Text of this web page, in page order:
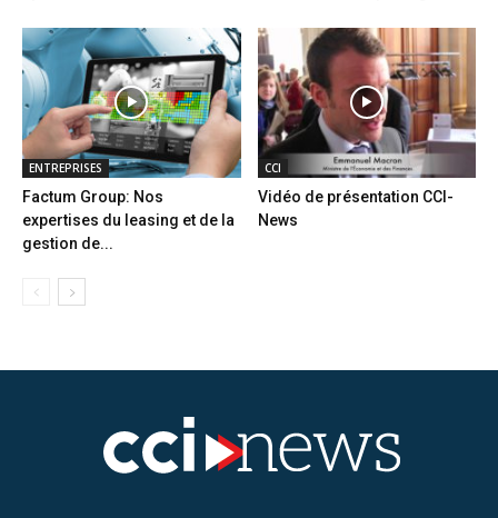
ENTREPRISES
Factum Group: Nos
expertises du leasing et de la
gestion de...
CCI
Vidéo de présentation CCI-
News